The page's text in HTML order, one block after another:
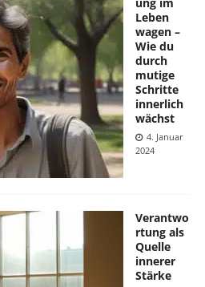
Leben
wagen –
Wie du
durch
mutige
Schritte
innerlich
wächst
4. Januar
2024
Verantwo
rtung als
Quelle
innerer
Stärke